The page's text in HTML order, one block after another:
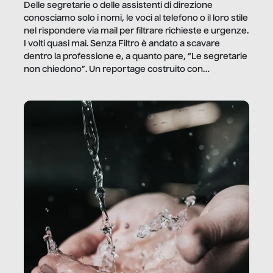
Delle segretarie o delle assistenti di direzione
conosciamo solo i nomi, le voci al telefono o il loro stile
nel rispondere via mail per filtrare richieste e urgenze.
I volti quasi mai. Senza Filtro è andato a scavare
dentro la professione e, a quanto pare, “Le segretarie
non chiedono”. Un reportage costruito con